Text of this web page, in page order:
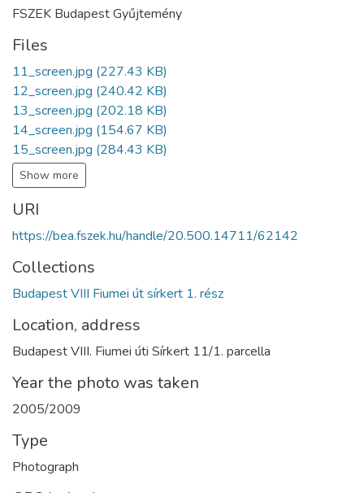
FSZEK Budapest Gyűjtemény
Files
11_screen.jpg (227.43 KB)
12_screen.jpg (240.42 KB)
13_screen.jpg (202.18 KB)
14_screen.jpg (154.67 KB)
15_screen.jpg (284.43 KB)
Show more
URI
https://bea.fszek.hu/handle/20.500.14711/62142
Collections
Budapest VIII Fiumei út sírkert 1. rész
Location, address
Budapest VIII. Fiumei úti Sírkert 11/1. parcella
Year the photo was taken
2005/2009
Type
Photograph